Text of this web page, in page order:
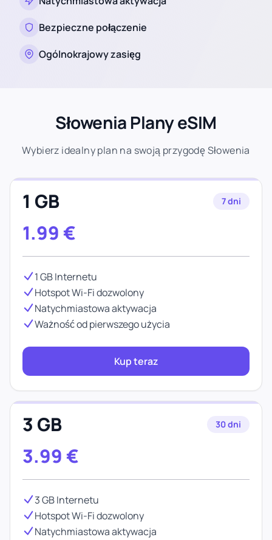
Bezpieczne połączenie
Ogólnokrajowy zasięg
Słowenia Plany eSIM
Wybierz idealny plan na swoją przygodę Słowenia
1 GB 7 dni
1.99 €
1 GB Internetu
Hotspot Wi-Fi dozwolony
Natychmiastowa aktywacja
Ważność od pierwszego użycia
Kup teraz
3 GB 30 dni
3.99 €
3 GB Internetu
Hotspot Wi-Fi dozwolony
Natychmiastowa aktywacja